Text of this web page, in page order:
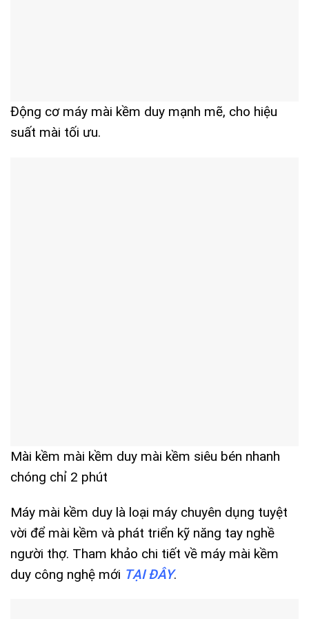
Động cơ máy mài kềm duy mạnh mẽ, cho hiệu
suất mài tối ưu.
Mài kềm mài kềm duy mài kềm siêu bén nhanh
chóng chỉ 2 phút
Máy mài kềm duy là loại máy chuyên dụng tuyệt
vời để mài kềm và phát triển kỹ năng tay nghề
người thợ. Tham khảo chi tiết về máy mài kềm
duy công nghệ mới TẠI ĐÂY.